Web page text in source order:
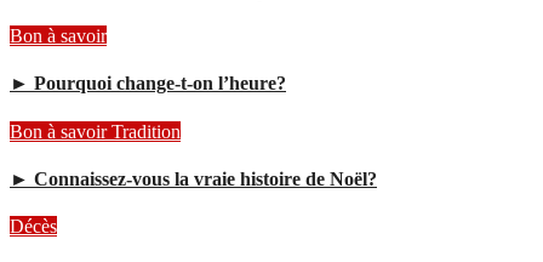
Bon à savoir
► Pourquoi change-t-on l’heure?
Bon à savoirTradition
► Connaissez-vous la vraie histoire de Noël?
Décès